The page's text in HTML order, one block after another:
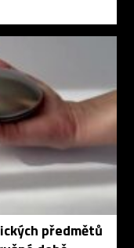
předmětů